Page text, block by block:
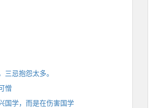
忌抱怨太多。
憎
国学，而是在伤害国学